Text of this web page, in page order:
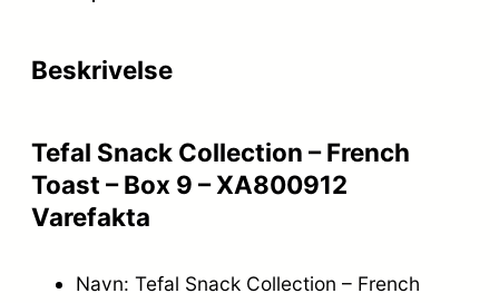
Beskrivelse
Tefal Snack Collection – French
Toast – Box 9 – XA800912
Varefakta
Navn: Tefal Snack Collection – French